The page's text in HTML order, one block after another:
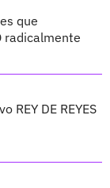
que
radicalmente
REY DE REYES